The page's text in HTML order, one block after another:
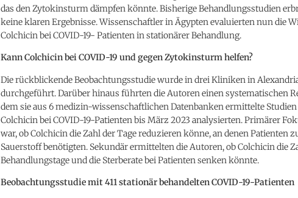
das den Zytokinsturm dämpfen könnte. Bisherige Behandlungsstudien
keine klaren Ergebnisse. Wissenschaftler in Ägypten evaluierten nun die
Colchicin bei COVID-19- Patienten in stationärer Behandlung.
Kann Colchicin bei COVID-19 und gegen Zytokinsturm helfen?
Die rückblickende Beobachtungsstudie wurde in drei Kliniken in
durchgeführt. Darüber hinaus führten die Autoren einen systematischen
dem sie aus 6 medizin-wissenschaftlichen Datenbanken ermittelte
Colchicin bei COVID-19-Patienten bis März 2023 analysierten. Primärer
war, ob Colchicin die Zahl der Tage reduzieren könne, an denen Patienten
Sauerstoff benötigten. Sekundär ermittelten die Autoren, ob Colchicin die
Behandlungstage und die Sterberate bei Patienten senken könnte.
Beobachtungsstudie mit 411 stationär behandelten COVID-19-Patienten